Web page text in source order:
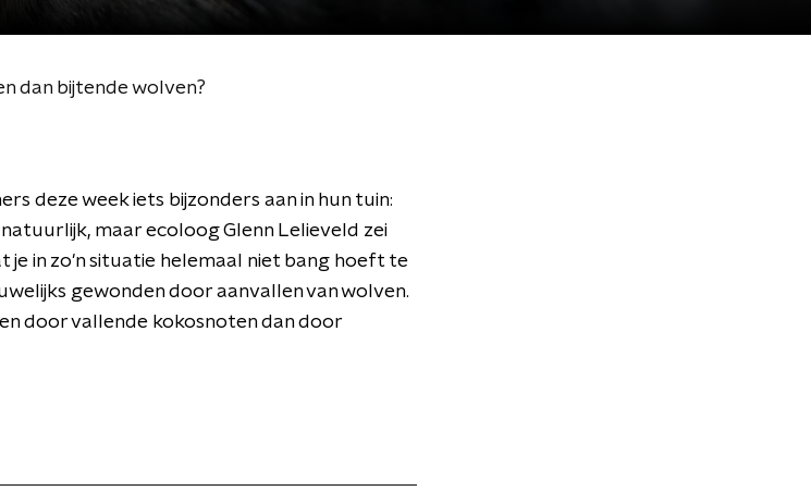
dan bijtende wolven?
deze week iets bijzonders aan in hun tuin:
maar ecoloog Glenn Lelieveld zei
je in zo'n situatie helemaal niet bang hoeft te
gewonden door aanvallen van wolven.
door vallende kokosnoten dan door